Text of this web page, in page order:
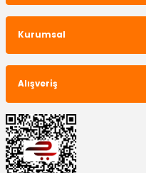
Ön Silecek Süpürgesi Connect
364,02 TL
Kurumsal
Alışveriş